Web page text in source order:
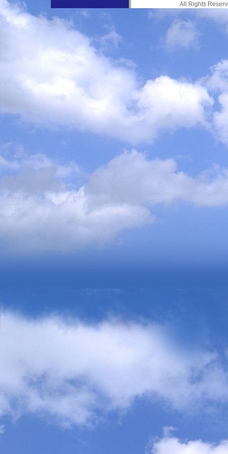
All Rights